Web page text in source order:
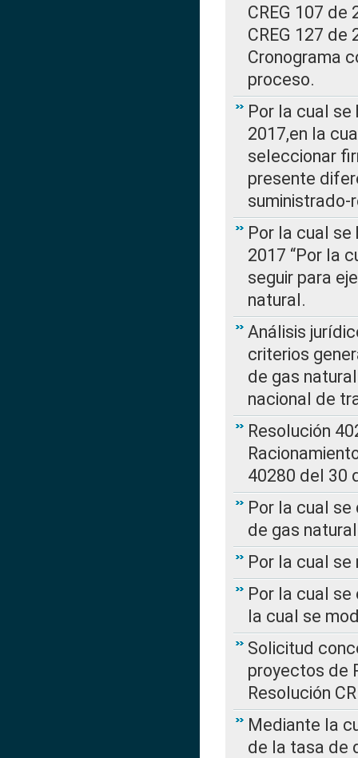
CREG 107
CREG 127 de
Cronograma
proceso.
Por la cual se
2017,en la
seleccionar
presente
Por la cual se
2017 “Por la
seguir para
natural.
Análisis
criterios
de gas
nacional de
Resolución
40280 del 30
Por la cual
de gas natural
Por la cual se
Por la cual se
la cual se
Solicitud
proyectos de
Resolución
Mediante la
de la tasa de